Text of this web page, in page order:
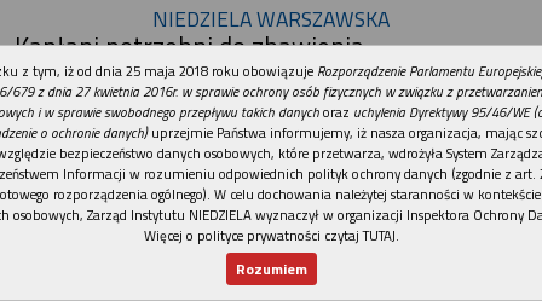
NIEDZIELA WARSZAWSKA
Kapłani potrzebni do zbawienia
Magdalena Gronek
Diecezja warszawsko-praska ma dziewięciu nowych kapłanów, którzy
w bazylice katedralnej przyjęli święcenia z rąk bp. Romualda
Kamińskiego
U nas ludzi przybywa
Łukasz Krzysztofka
Każdy, kto podąża lub jedzie ul. Broniewskiego, choć przez moment
zatrzymuje wzrok na charakterystycznej, ceglanej bryle kościoła
REKLAMA
z tym, iż od dnia 25 maja 2018 roku obowiązuje Rozporządzenie Parlamentu
679 z dnia 27 kwietnia 2016r. w sprawie ochrony osób fizycznych w związku z
i w sprawie swobodnego przepływu takich danychoraz uchylenia Dyrektywy 95/46/WE
o ochronie danych)uprzejmie Państwa informujemy, iż nasza organizacja, mając
bezpieczeństwo danych osobowych, które przetwarza, wdrożyła System
Informacji w rozumieniu odpowiednich polityk ochrony danych (zgodnie z art.
rozporządzenia ogólnego). W celu dochowania należytej staranności w
osobowych, Zarząd Instytutu NIEDZIELA wyznaczył w organizacji Inspektora Ochrony
Więcej o polityce prywatności czytaj TUTAJ.
Rozumiem